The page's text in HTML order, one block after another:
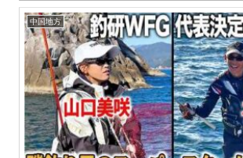
中国地方